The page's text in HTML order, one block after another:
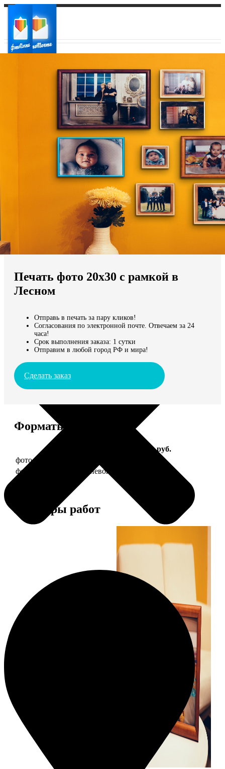
Ваш регион доставки
Выберите из списка:
Мы доставляем по всему миру
Продолжить без города
Печать фото 20х30 с рамкой в
Лесном
Отправь в печать за пару кликов!
Согласования по электронной почте. Отвечаем за 24
часа!
Срок выполнения заказа: 1 сутки
Отправим в любой город РФ и мира!
Сделать заказ
Форматы и цены
Цена, руб.
фото 20х30 в деревянной рамке
фото 20х30 в алюминиевой рамке
Примеры работ